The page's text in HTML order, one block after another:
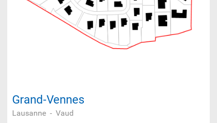
Grand-Vennes
Lausanne - Vaud